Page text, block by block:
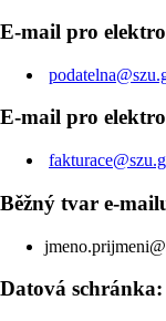
E-mail pro
E-mail pro
Běžný tvar e-
Datová schránka: